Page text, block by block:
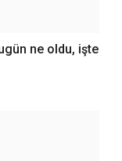
ne oldu, işte